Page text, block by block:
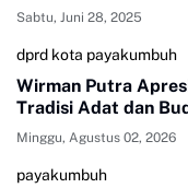
Sabtu, Juni 28, 2025
dprd kota payakumbuh
Wirman Putra
Tradisi Adat dan
Minggu, Agustus 02, 2026
payakumbuh